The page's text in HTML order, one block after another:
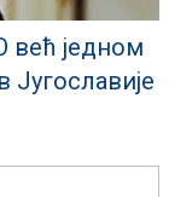
већ једном
Југославије